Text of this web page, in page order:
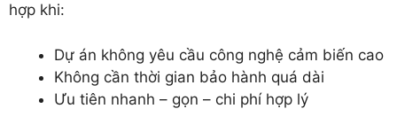
hợp khi:
Dự án không yêu cầu công nghệ cảm biến cao
Không cần thời gian bảo hành quá dài
Ưu tiên nhanh – gọn – chi phí hợp lý